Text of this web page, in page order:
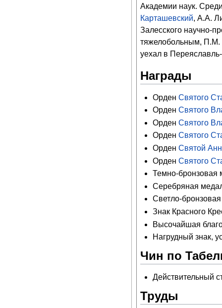
Академии наук.
Карташевский, А.А.
Залесского научно-
тяжелобольным, П.М.
уехал в
Награды
ОрденСвятого
ОрденСвятого
ОрденСвятого
ОрденСвятого
ОрденСвятой
ОрденСвятого
Темно-бронзовая
Серебряная
Светло-
Знак Красного
Высочайшая
Нагрудный знак,
Чин по
Действительный
Труды